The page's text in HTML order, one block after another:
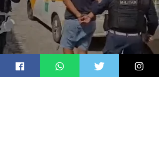
Foragido da Justiça é preso